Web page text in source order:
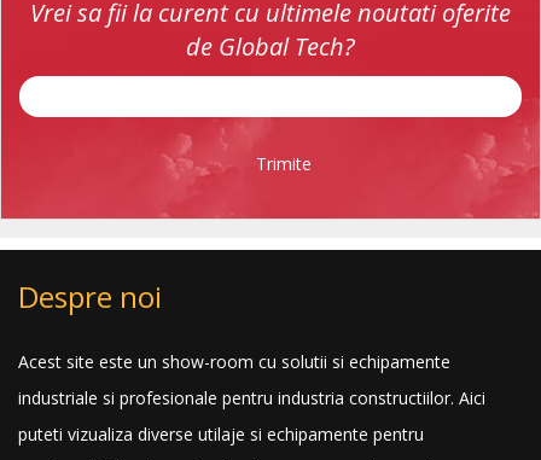
Vrei sa fii la curent cu ultimele noutati oferite
de Global Tech?
Trimite
Despre noi
Acest site este un show-room cu solutii si echipamente
industriale si profesionale pentru industria constructiilor. Aici
puteti vizualiza diverse utilaje si echipamente pentru